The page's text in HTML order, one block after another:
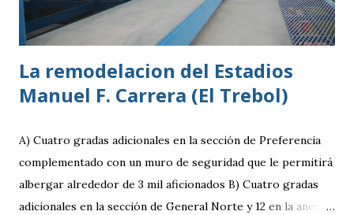
La remodelacion del Estadios
Manuel F. Carrera (El Trebol)
A) Cuatro gradas adicionales en la sección de Preferencia
complementado con un muro de seguridad que le permitirá
albergar alrededor de 3 mil aficionados B) Cuatro gradas
adicionales en la sección de General Norte y 12 en la anexa